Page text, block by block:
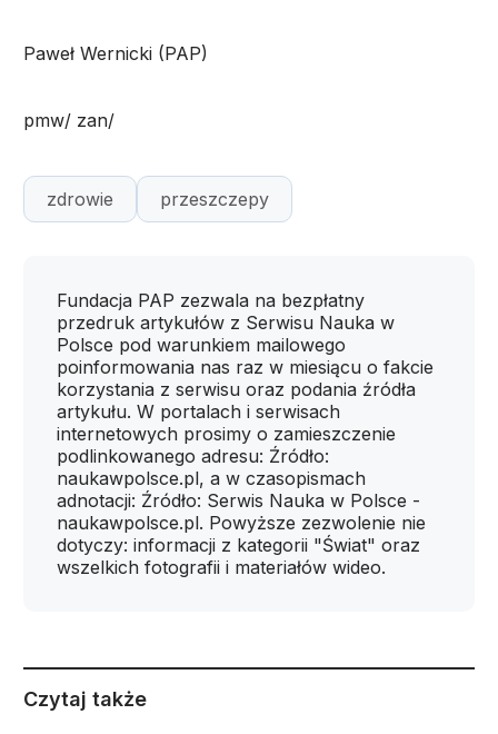
Paweł Wernicki (PAP)
pmw/ zan/
zdrowie przeszczepy
Fundacja PAP zezwala na bezpłatny
przedruk artykułów z Serwisu Nauka w
Polsce pod warunkiem mailowego
poinformowania nas raz w miesiącu o fakcie
korzystania z serwisu oraz podania źródła
artykułu. W portalach i serwisach
internetowych prosimy o zamieszczenie
podlinkowanego adresu: Źródło:
naukawpolsce.pl, a w czasopismach
adnotacji: Źródło: Serwis Nauka w Polsce -
naukawpolsce.pl. Powyższe zezwolenie nie
dotyczy: informacji z kategorii "Świat" oraz
wszelkich fotografii i materiałów wideo.
Czytaj także